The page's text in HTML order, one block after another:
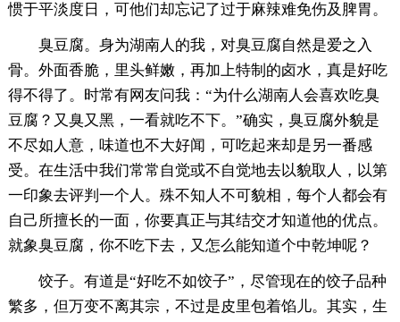
惯于平淡度日，可他们却忘记了过于麻辣难免伤及脾胃。
臭豆腐。身为湖南人的我，对臭豆腐自然是爱之入
骨。外面香脆，里头鲜嫩，再加上特制的卤水，真是好吃
得不得了。时常有网友问我：“为什么湖南人会喜欢吃臭
豆腐？又臭又黑，一看就吃不下。”确实，臭豆腐外貌是
不尽如人意，味道也不大好闻，可吃起来却是另一番感
受。在生活中我们常常自觉或不自觉地去以貌取人，以第
一印象去评判一个人。殊不知人不可貌相，每个人都会有
自己所擅长的一面，你要真正与其结交才知道他的优点。
就象臭豆腐，你不吃下去，又怎么能知道个中乾坤呢？
饺子。有道是“好吃不如饺子”，尽管现在的饺子品种
繁多，但万变不离其宗，不过是皮里包着馅儿。其实，生